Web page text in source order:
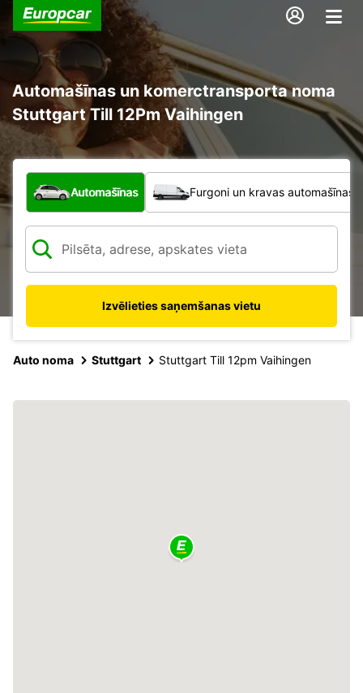
Automašīnas un komerctransporta noma
Stuttgart Till 12Pm Vaihingen
Kāda veida transportlīdzeklis?
Automašīnas Furgoni un kravas automašīnas
Izvēlieties saņemšanas vietu
Auto noma Stuttgart Stuttgart Till 12pm Vaihingen